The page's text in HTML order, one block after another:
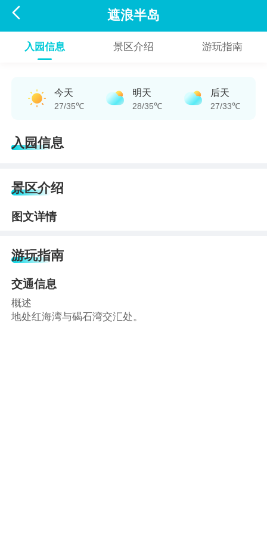
 遮浪半岛
入园信息 景区介绍 游玩指南
今天
27/35℃
明天
28/35℃
后天
27/33℃
入园信息
景区介绍
图文详情
游玩指南
交通信息
概述
地处红海湾与碣石湾交汇处。